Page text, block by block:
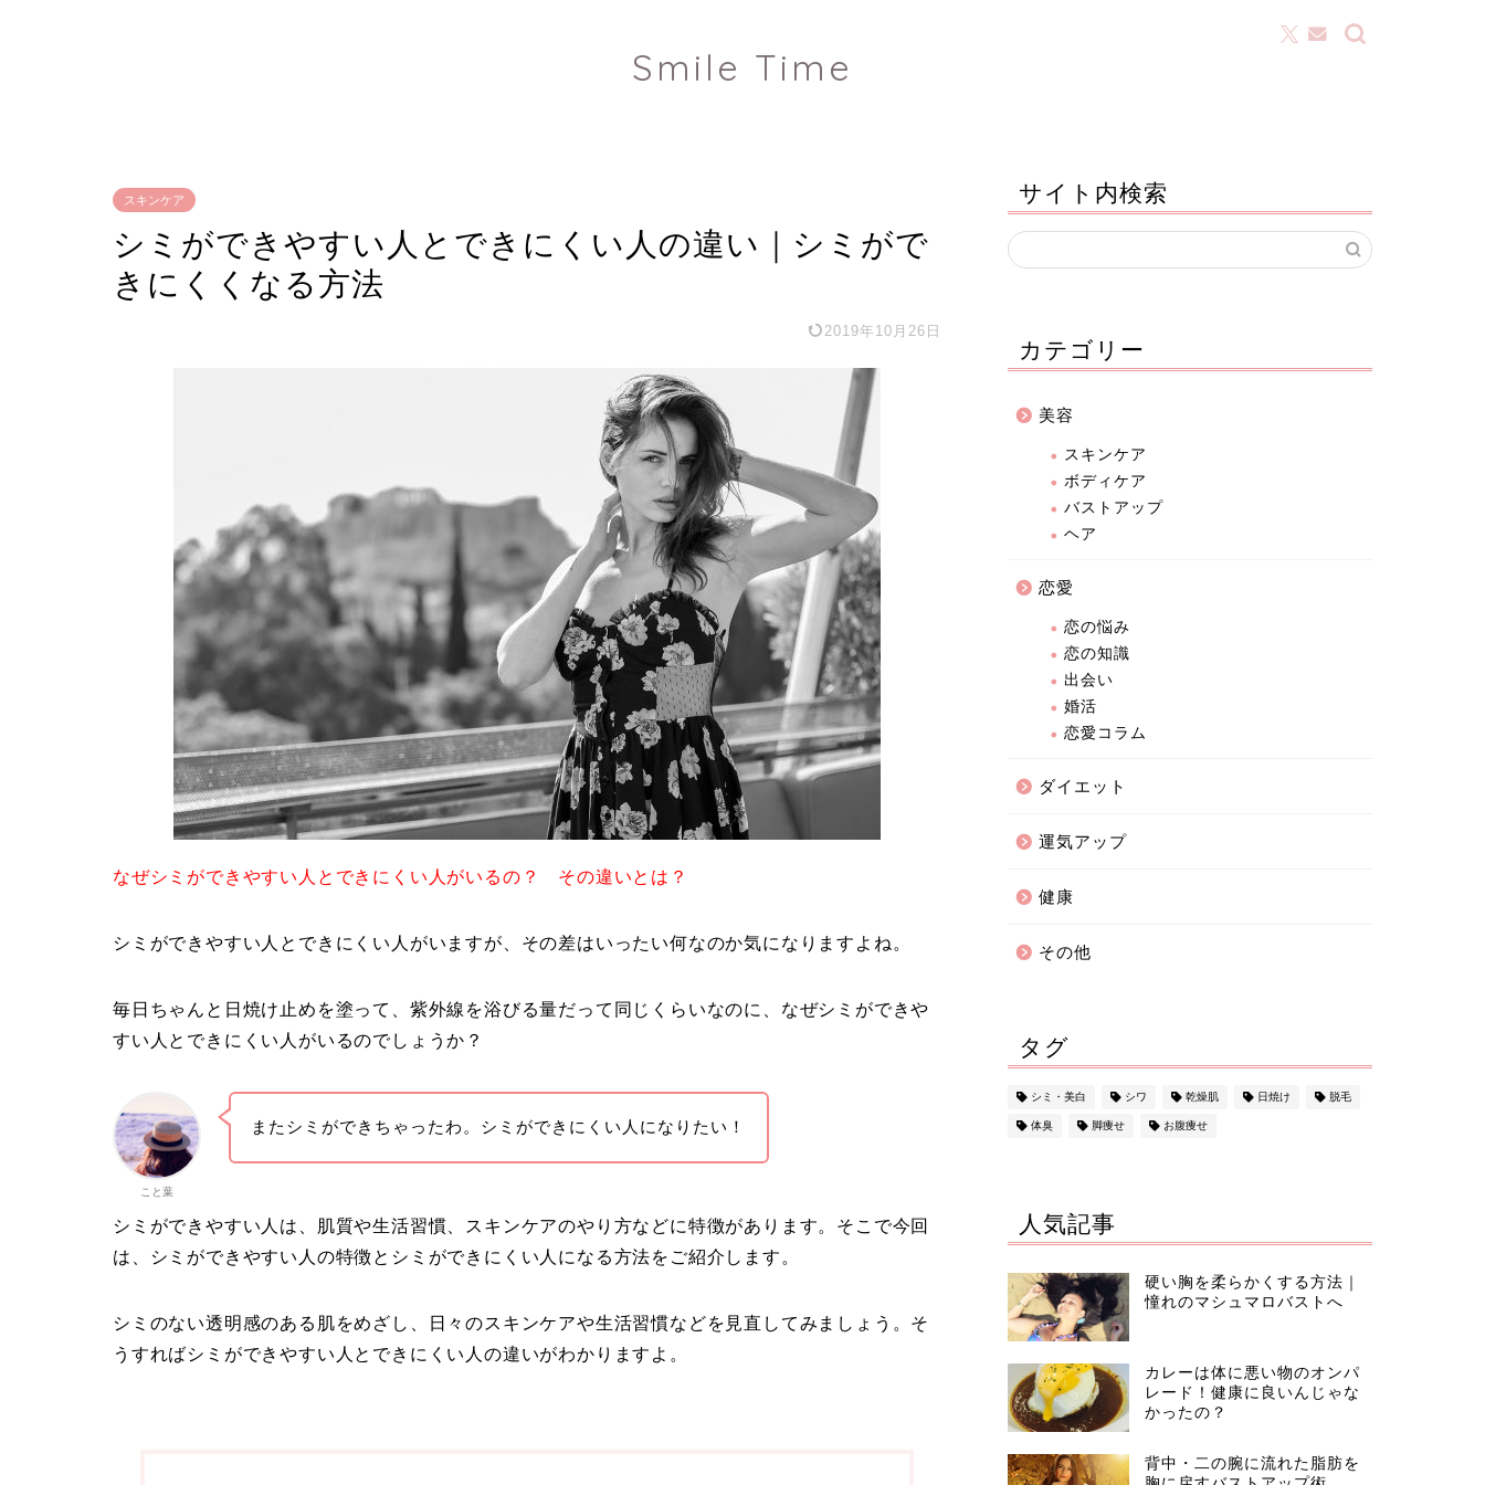
Smile Time
スキンケア
シミができやすい人とできにくい人の違い｜シミがで
きにくくなる方法
2019年10月26日
なぜシミができやすい人とできにくい人がいるの？ その違いとは？
シミができやすい人とできにくい人がいますが、その差はいったい何なのか気になりますよね。
毎日ちゃんと日焼け止めを塗って、紫外線を浴びる量だって同じくらいなのに、なぜシミができや
すい人とできにくい人がいるのでしょうか？
こと葉
またシミができちゃったわ。シミができにくい人になりたい！
シミができやすい人は、肌質や生活習慣、スキンケアのやり方などに特徴があります。そこで今回
は、
シミができやすい人の特徴とシミができにくい人になる方法をご紹介します。
シミのない透明感のある肌をめざし、日々のスキンケアや生活習慣などを見直してみましょう。そ
うすればシミができやすい人とできにくい人の違いがわかりますよ。
サイト内検索
カテゴリー
美容
スキンケア
ボディケア
バストアップ
ヘア
恋愛
恋の悩み
恋の知識
出会い
婚活
恋愛コラム
ダイエット
運気アップ
健康
その他
タグ
シミ・美白 シワ 乾燥肌 日焼け 脱毛
体臭 脚痩せ お腹痩せ
人気記事
硬い胸を柔らかくする方法｜
憧れのマシュマロバストへ
カレーは体に悪い物のオンパ
レード！健康に良いんじゃな
かったの？
背中・二の腕に流れた脂肪を